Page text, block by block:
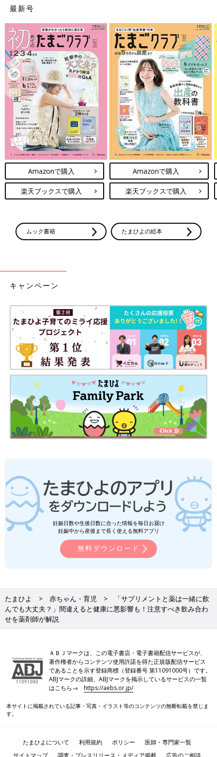
サプリメントは健康をサポートしてくれる心強い味方ですが、薬
との飲み合わせや、サプリメント同士の飲み合わせには注意が必
要です。成分によっては薬の効果を弱めたり強めたりすることが
あり、健康に悪影響を及ぼす可能性もあります。併用する際は、
必ず医師や薬剤師に相談し、適切な方法で摂取しましょう。
※1 一般社団法人 愛知県薬剤師会 医薬品との併用に注意のいる健
康食品
※5 日本栄養 ・食糧学会誌 Vol. 45 No. 3 221～226 1992「9週間
PROFILE
薬剤師・薬膳アドバイザー・フードコーディネーター。病院薬剤
師として在勤中、食養生の大切さに気付き薬膳の道へ入り、牛
角・吉野家他薬膳レストランなど15社以上のメニュー開発にも携
わる。症状・体質に合ったパーソナルな漢方をスマホひとつで相
談、症状緩和と根本改善を目指すオンラインAI漢方「あんしん漢
方」でも薬剤師としてサポートを行う。
●あんしん漢方（オンラインAI漢方）：
最新号
Amazonで購入
楽天ブックスで購入
Amazonで購入
楽天ブックスで購入
ムック書籍 たまひよの絵本
キャンペーン
妊娠日数や生後日数に合った情報を毎日お届け
妊娠中から産後まで長く使える無料アプリ
無料ダウンロード
たまひよ 赤ちゃん・育児
「サプリメントと薬は一緒に飲
んでも大丈夫？」間違えると健康に悪影響も！注意すべき飲み合わ
せを薬剤師が解説
ＡＢＪマークは、この電子書店・電子書籍配信サービスが、
著作権者からコンテンツ使用許諾を得た正規版配信サービス
であることを示す登録商標（登録番号 第11091000号）です。
ABJマークの詳細、ABJマークを掲示しているサービスの一覧
はこちら→https://aebs.or.jp/
本サイトに掲載されている記事・写真・イラスト等のコンテンツの無断転載を禁じま
す。
たまひよについて 利用規約 ポリシー
医師・専門家一覧